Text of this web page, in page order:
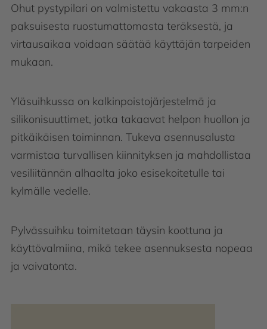
Ohut pystypilari on valmistettu vakaasta 3 mm:n
paksuisesta ruostumattomasta teräksestä, ja
virtausaikaa voidaan säätää käyttäjän tarpeiden
mukaan.
Yläsuihkussa on kalkinpoistojärjestelmä ja
silikonisuuttimet, jotka takaavat helpon huollon ja
pitkäikäisen toiminnan. Tukeva asennusalusta
varmistaa turvallisen kiinnityksen ja mahdollistaa
vesiliitännän alhaalta joko esisekoitetulle tai
kylmälle vedelle.
Pylvässuihku toimitetaan täysin koottuna ja
käyttövalmiina, mikä tekee asennuksesta nopeaa
ja vaivatonta.